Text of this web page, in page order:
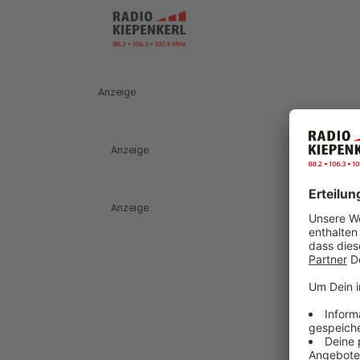
Anzeige
Anzeige
Anzeige